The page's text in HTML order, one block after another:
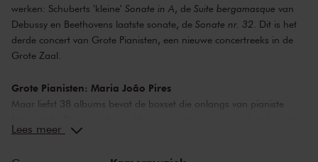
werken: Schuberts 'kleine' Sonate in A, de Suite bergamasque van
Debussy en Beethovens laatste sonate, de Sonate nr. 32 . Dit is het
derde concert van Grote Pianisten, een nieuwe concertreeks in de
Grote Zaal.
Grote Pianisten: Maria João Pires
Maar liefst 38 albums bevat de boxset die onlangs van pianiste
decennia, reikend van Mozart en Beethoven tot Chopin. De
Lees meer